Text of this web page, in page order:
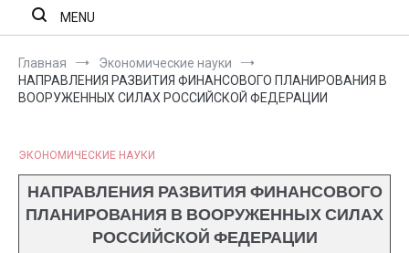
MENU
Главная
Экономические науки
НАПРАВЛЕНИЯ РАЗВИТИЯ ФИНАНСОВОГО ПЛАНИРОВАНИЯ В
ВООРУЖЕННЫХ СИЛАХ РОССИЙСКОЙ ФЕДЕРАЦИИ
ЭКОНОМИЧЕСКИЕ НАУКИ
НАПРАВЛЕНИЯ РАЗВИТИЯ ФИНАНСОВОГО
ПЛАНИРОВАНИЯ В ВООРУЖЕННЫХ СИЛАХ
РОССИЙСКОЙ ФЕДЕРАЦИИ